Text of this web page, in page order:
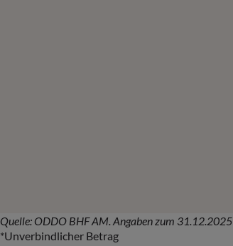
Quelle: ODDO BHF AM. Angaben zum 31.12.2025
*Unverbindlicher Betrag